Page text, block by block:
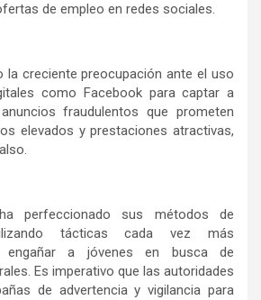
de empleo en redes sociales.
la creciente preocupación ante el uso
como Facebook para captar a
fraudulentos que prometen
elevados y prestaciones atractivas,
perfeccionado sus métodos de
tácticas cada vez más
engañar a jóvenes en busca de
Es imperativo que las autoridades
de advertencia y vigilancia para